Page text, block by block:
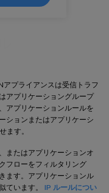
プライアンスは受信トラフ
アプリケーショングループ
アプリケーションルールを
ションまたはアプリケーシ
ます。
またはアプリケーションオ
フローをフィルタリング
ます。アプリケーションル
ています。 IP ルールについ